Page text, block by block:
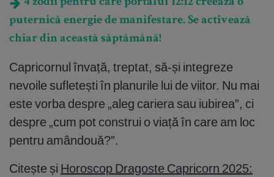
4 zodii pentru care portalul 12:12 creează o
puternică energie de manifestare. Se activează
chiar din această săptămână!
Capricornul învață, treptat, să-și integreze
nevoile sufletești în planurile lui de viitor. Nu mai
este vorba despre „aleg cariera sau iubirea”, ci
despre „cum pot construi o viață în care am loc
pentru amândouă?”.
Citește și Horoscop Dragoste Capricorn 2025: